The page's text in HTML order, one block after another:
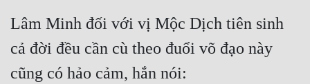
Lâm Minh đối với vị Mộc Dịch tiên sinh
cả đời đều cần cù theo đuổi võ đạo này
cũng có hảo cảm, hắn nói: